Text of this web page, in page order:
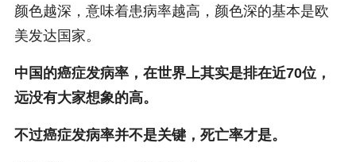
颜色越深，意味着患病率越高，颜色深的基本是欧
美发达国家。
中国的癌症发病率，在世界上其实是排在近70位，
远没有大家想象的高。
不过癌症发病率并不是关键，死亡率才是。